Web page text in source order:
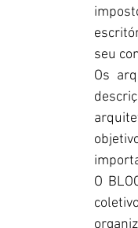
seu
Os
O